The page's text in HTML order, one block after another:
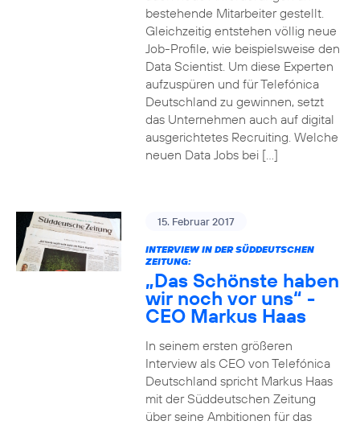
bestehende Mitarbeiter gestellt.
Gleichzeitig entstehen völlig neue
Job-Profile, wie beispielsweise den
Data Scientist. Um diese Experten
aufzuspüren und für Telefónica
Deutschland zu gewinnen, setzt
das Unternehmen auch auf digital
ausgerichtetes Recruiting. Welche
neuen Data Jobs bei […]
15. Februar 2017
INTERVIEW IN DER SÜDDEUTSCHEN
ZEITUNG:
„Das Schönste haben
wir noch vor uns“ -
CEO Markus Haas
In seinem ersten größeren
Interview als CEO von Telefónica
Deutschland spricht Markus Haas
mit der Süddeutschen Zeitung
über seine Ambitionen für das